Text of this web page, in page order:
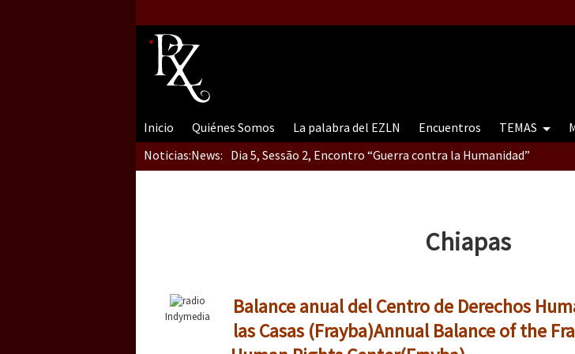
Inicio Quiénes Somos La palabra del EZLN Encuentros TEMAS
Noticias:News: Dia 5, Sessão 2, Encontro “Guerra contra la Humanidad”
Chiapas
Indymedia
Balance anual del Centro de Derechos
las Casas (Frayba)Annual Balance of the